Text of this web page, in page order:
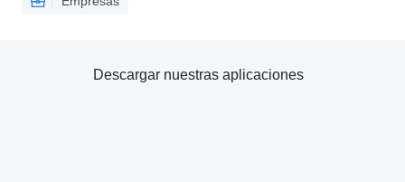
Descargar nuestras aplicaciones